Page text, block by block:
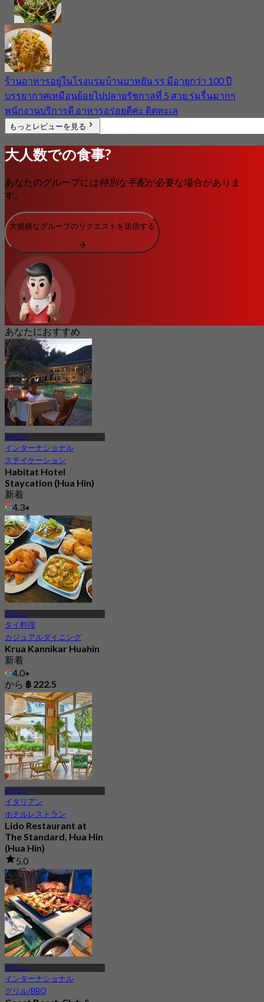
ร้านอาหารอยู่ในโรงแรมบ้านบาหยัน รร มีอายุกว่า 100 ปี
บรรยากาศเหมือนย้อยไปปลายรัชกาลที่ 5 สวย ร่มรื่นมากๆ
พนักงานบริการดี อาหารอร่อยดีค่ะ ติดทะเล
もっとレビューを見る
大人数での食事?
あなたのグループには特別な手配が必要な場合がありま
す。
大規模なグループのリクエストを送信する
あなたにおすすめ
ホアヒン
インターナショナル
ステイケーション
Habitat Hotel
Staycation (Hua Hin)
新着
4.3
から฿ 1,495
ホアヒン
タイ料理
カジュアルダイニング
Krua Kannikar Huahin
新着
4.0
から ฿ 222.5
ホアヒン
イタリアン
ホテルレストラン
Lido Restaurant at
The Standard, Hua Hin
(Hua Hin)
5.0
1K 予約済み
から฿ 595
ホアヒン
インターナショナル
グリル/BBQ